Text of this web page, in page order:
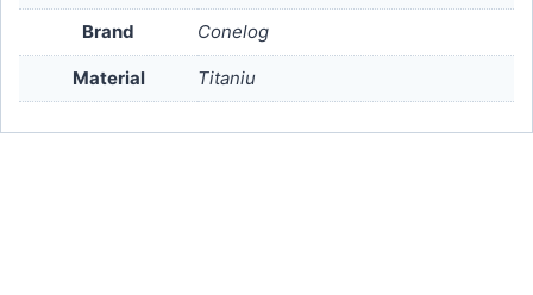
Brand Conelog
Material Titaniu